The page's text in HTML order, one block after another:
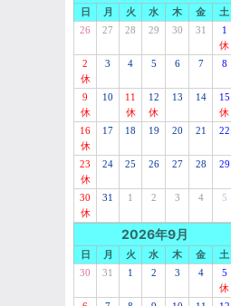
日 月 火 水 木 金
土
26
27 28 29 30 31
1
休
2
休
3 4 5 6 7 8
9
休
10
11
休
12
休
13 14
15
休
16
休
17 18 19 20 21 22
23
休
24 25 26 27 28 29
30
休
31 1 2 3 4 5
2026年9月
日 月 火 水 木 金
土
30
31 1 2 3 4
5
休